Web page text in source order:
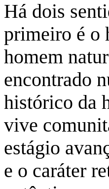
Há dois
primeiro é o
homem
encontrado
histórico da
vive
estágio
e o caráter